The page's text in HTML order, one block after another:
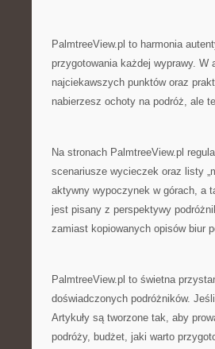
PalmtreeView.pl to harmonia
przygotowania każdej wyprawy. W
najciekawszych punktów oraz
nabierzesz ochoty na podróż, ale
Na stronach PalmtreeView.pl
scenariusze wycieczek oraz listy
aktywny wypoczynek w górach, a
jest pisany z perspektywy
zamiast kopiowanych opisów biur
PalmtreeView.pl to świetna
doświadczonych podróżników.
Artykuły są tworzone tak, aby
podróży, budżet, jaki warto